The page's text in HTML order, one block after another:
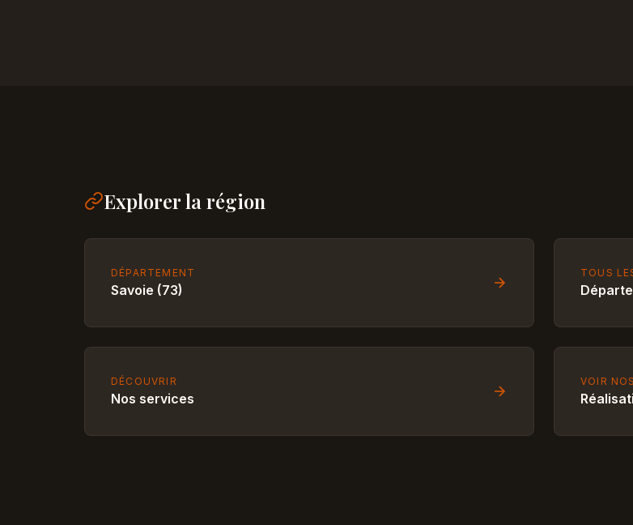
Explorer la région
DÉPARTEMENT
Savoie (73)
TOUS
DÉCOUVRIR
Nos services
VOIR NOS